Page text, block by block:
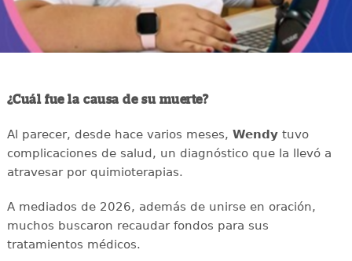
¿Cuál fue la causa de su muerte?
Al parecer, desde hace varios meses, Wendytuvo
complicaciones de salud, un diagnóstico que la llevó a
atravesar por quimioterapias.
A mediados de 2026, además de unirse en oración,
muchos buscaron recaudar fondos para sus
tratamientos médicos.